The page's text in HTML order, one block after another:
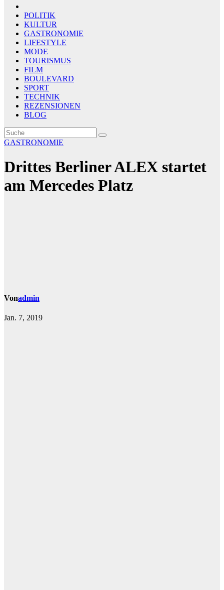
POLITIK
KULTUR
GASTRONOMIE
LIFESTYLE
MODE
TOURISMUS
FILM
BOULEVARD
SPORT
TECHNIK
REZENSIONEN
BLOG
GASTRONOMIE
Drittes Berliner ALEX startet
am Mercedes Platz
Vonadmin
Jan. 7, 2019